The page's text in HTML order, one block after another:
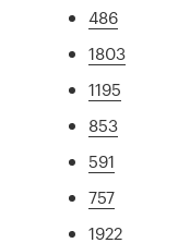
486
1803
1195
853
591
757
1922